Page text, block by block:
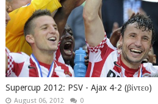
Supercup 2012: PSV - Ajax 4-2 (βίντεο)
August 06, 2012 0